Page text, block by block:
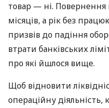
товар — ні. Повернення
місяців, а рік без
призвів до падіння
втрати банківських
про які йшлося вище.
Щоб відновити
операційну діяльність,